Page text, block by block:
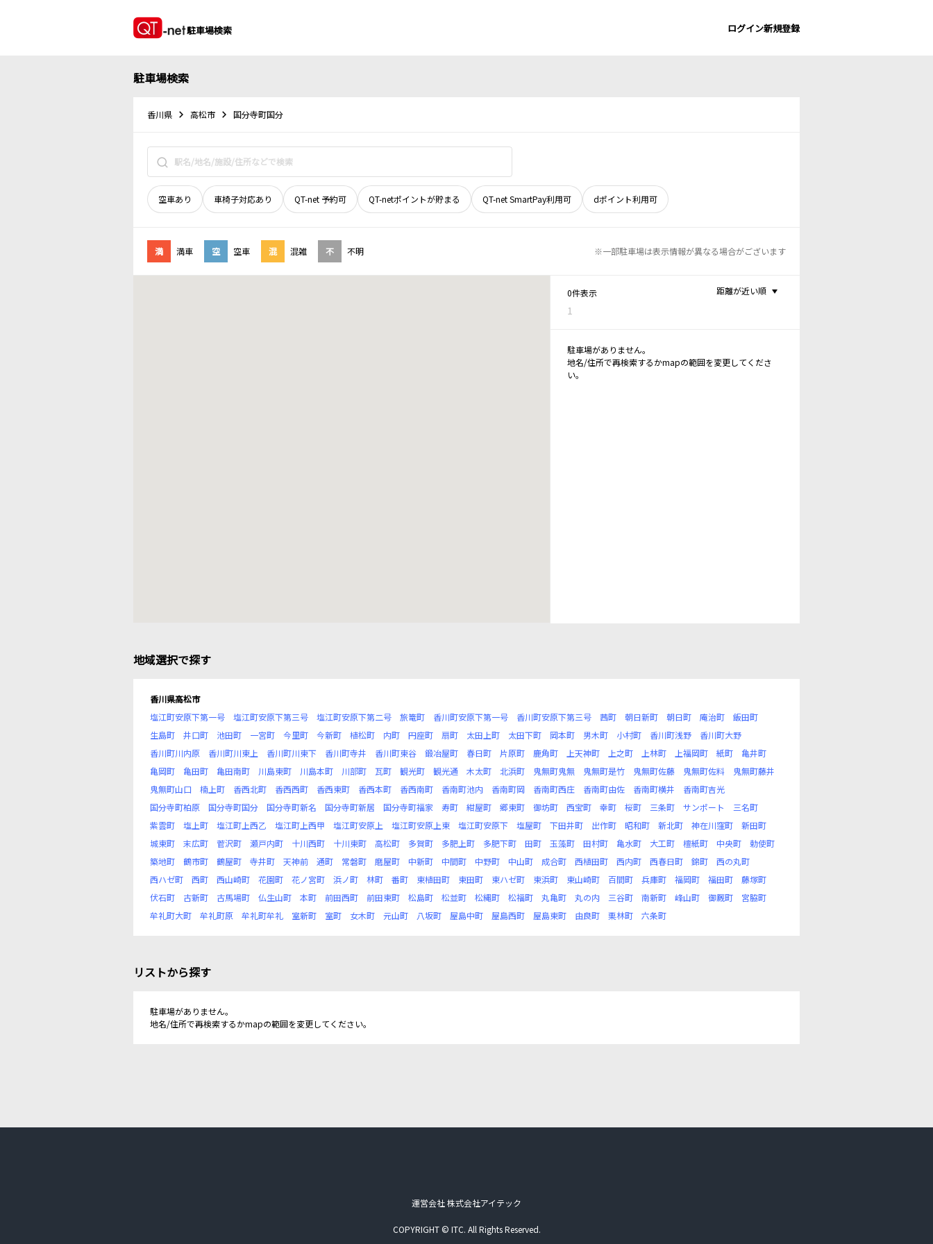
駐車場検索 ログイン新規登録
駐車場検索
香川県 高松市 国分寺町国分
空車あり 車椅子対応あり QT-net 予約可 QT-netポイントが貯まる QT-net SmartPay利用可 dポイント利用可
満 満車 空 空車 混 混雑 不 不明 ※一部駐車場は表示情報が異なる場合がございます
0件表示
1
距離が近い順
駐車場がありません。
地名/住所で再検索するかmapの範囲を変更してくださ
い。
地域選択で探す
香川県高松市
塩江町安原下第一号
塩江町安原下第三号 塩江町安原下第二号 旅篭町 香川町安原下第一号 香川町安原下第三号 茜町 朝日新町 朝日町 庵治町
飯田町
生島町
井口町 池田町 一宮町 今里町 今新町 植松町 内町 円座町 扇町 太田上町 太田下町 岡本町 男木町 小村町 香川町浅野
香川町大野
香川町川内原
香川町川東上 香川町川東下 香川町寺井 香川町東谷 鍛冶屋町 春日町 片原町 鹿角町 上天神町 上之町 上林町 上福岡町 紙町
亀井町
亀岡町
亀田町 亀田南町 川島東町 川島本町 川部町 瓦町 観光町 観光通 木太町 北浜町 鬼無町鬼無 鬼無町是竹 鬼無町佐藤 鬼無町佐料
鬼無町藤井
鬼無町山口
楠上町 香西北町 香西西町 香西東町 香西本町 香西南町 香南町池内 香南町岡 香南町西庄 香南町由佐 香南町横井
香南町吉光
国分寺町柏原
国分寺町国分 国分寺町新名 国分寺町新居 国分寺町福家 寿町 紺屋町 郷東町 御坊町 西宝町 幸町 桜町 三条町 サンポート
三名町
紫雲町
塩上町 塩江町上西乙 塩江町上西甲 塩江町安原上 塩江町安原上東 塩江町安原下 塩屋町 下田井町 出作町 昭和町 新北町 神在川窪町
新田町
城東町
末広町 菅沢町 瀬戸内町 十川西町 十川東町 高松町 多賀町 多肥上町 多肥下町 田町 玉藻町 田村町 亀水町 大工町 檀紙町 中央町
勅使町
築地町
鶴市町 鶴屋町 寺井町 天神前 通町 常磐町 磨屋町 中新町 中間町 中野町 中山町 成合町 西植田町 西内町 西春日町 錦町
西の丸町
西ハゼ町
西町 西山崎町 花園町 花ノ宮町 浜ノ町 林町 番町 東植田町 東田町 東ハゼ町 東浜町 東山崎町 百間町 兵庫町 福岡町 福田町
藤塚町
伏石町
古新町 古馬場町 仏生山町 本町 前田西町 前田東町 松島町 松並町 松縄町 松福町 丸亀町 丸の内 三谷町 南新町 峰山町 御厩町
宮脇町
牟礼町大町
牟礼町原 牟礼町牟礼 室新町 室町 女木町 元山町 八坂町 屋島中町 屋島西町 屋島東町 由良町 栗林町 六条町
リストから探す
駐車場がありません。
地名/住所で再検索するかmapの範囲を変更してください。
運営会社 株式会社アイテック
COPYRIGHT © ITC. All Rights Reserved.